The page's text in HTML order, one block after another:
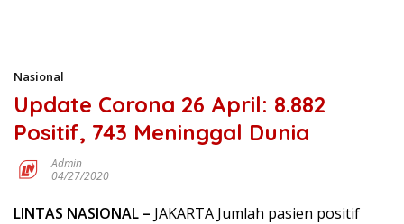
Nasional
Update Corona 26 April: 8.882
Positif, 743 Meninggal Dunia
Admin
04/27/2020
LINTAS NASIONAL – JAKARTA Jumlah pasien positif